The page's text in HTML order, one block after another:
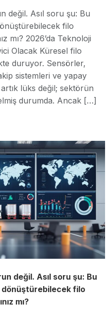
değil. Asıl soru şu: Bu
filo
mı? 2026’da Teknoloji
Olacak Küresel filo
duruyor. Sensörler,
sistemleri ve yapay
lüks değil; sektörün
durumda. Ancak […]
değil. Asıl soru şu: Bu
filo
mı?